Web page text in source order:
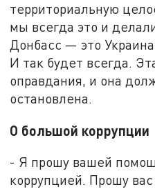
территориальную
мы всегда это и
Донбасс — это
И так будет всегда.
оправдания, и она
остановлена.
О большой коррупции
- Я прошу вашей
коррупцией. Прошу вас